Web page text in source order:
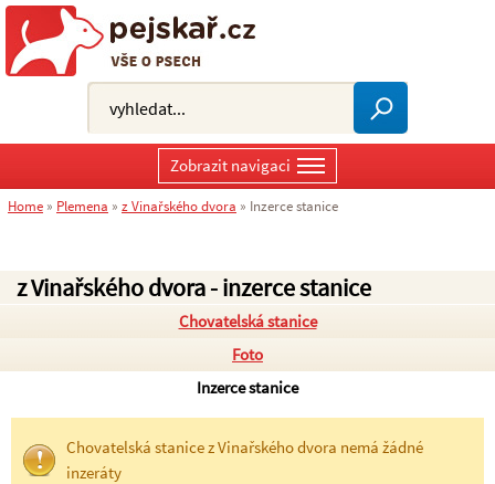
z Vinařského dvora - inzerce stanice
Chovatelská stanice
Foto
Inzerce stanice
Chovatelská stanice z Vinařského dvora nemá žádné
inzeráty
Zobrazit navigaci
Home » Plemena » z Vinařského dvora » Inzerce stanice